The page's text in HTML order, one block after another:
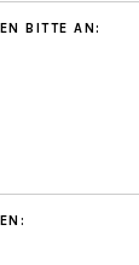
BITTE AN: